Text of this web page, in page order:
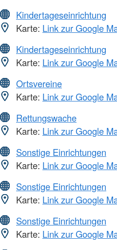
Kindertageseinrichtung
Karte: Link zur Google
Kindertageseinrichtung
Karte: Link zur Google
Ortsvereine
Karte: Link zur Google
Rettungswache
Karte: Link zur Google
Sonstige Einrichtungen
Karte: Link zur Google
Sonstige Einrichtungen
Karte: Link zur Google
Sonstige Einrichtungen
Karte: Link zur Google